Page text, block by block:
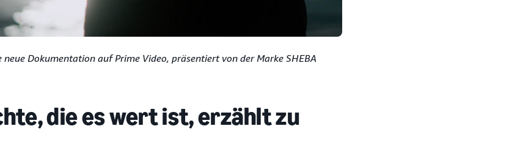
neue Dokumentation auf Prime Video, präsentiert von der Marke SHEBA
die es wert ist, erzählt zu